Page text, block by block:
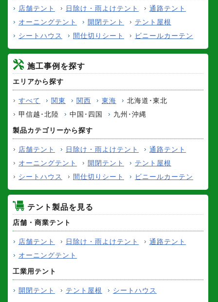
店舗テント 日除け・雨よけテント
通路テント
オーニングテント
開閉テント
テント屋根
シートハウス
間仕切りシート ビニールカーテン
施工事例を探す
エリアから探す
すべて 関東 関西 東海
北海道･東北
甲信越･北陸
中国･四国 九州･沖縄
製品カテゴリーから探す
店舗テント 日除け・雨よけテント
通路テント
オーニングテント
開閉テント
テント屋根
シートハウス
間仕切りシート ビニールカーテン
テント製品を見る
店舗・商業テント
店舗テント 日除け・雨よけテント
通路テント
オーニングテント
工業用テント
開閉テント テント屋根 シートハウス